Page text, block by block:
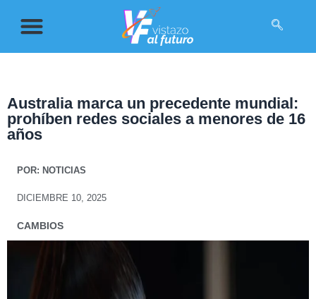
Australia marca un precedente mundial:
prohíben redes sociales a menores de 16
años
POR: NOTICIAS
DICIEMBRE 10, 2025
CAMBIOS